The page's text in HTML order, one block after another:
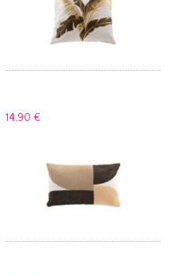
14.90 €